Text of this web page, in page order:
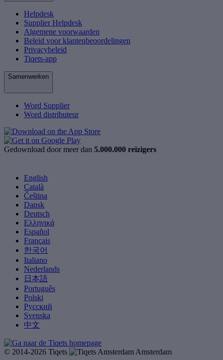
Helpdesk
Supplier Helpdesk
Algemene voorwaarden
Beleid voor klantenbeoordelingen
Privacybeleid
Tiqets-app
Samenwerken
Word Supplier
Word distributeur
Gedownload door meer dan 5.000.000 reizigers
English
Català
Čeština
Dansk
Deutsch
Ελληνικά
Español
Français
한국어
Italiano
Nederlands
日本語
Português
Polski
Русский
Svenska
中文
© 2014-2026 Tiqets
Amsterdam